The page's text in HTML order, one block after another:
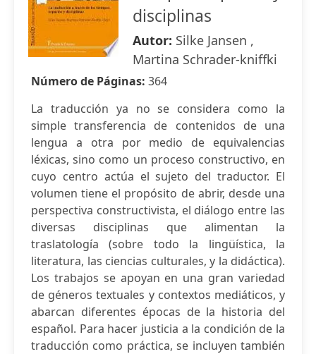
disciplinas
Autor: Silke Jansen ,
Martina Schrader-kniffki
Número de Páginas: 364
La traducción ya no se considera como la
simple transferencia de contenidos de una
lengua a otra por medio de equivalencias
léxicas, sino como un proceso constructivo, en
cuyo centro actúa el sujeto del traductor. El
volumen tiene el propósito de abrir, desde una
perspectiva constructivista, el diálogo entre las
diversas disciplinas que alimentan la
traslatología (sobre todo la lingüística, la
literatura, las ciencias culturales, y la didáctica).
Los trabajos se apoyan en una gran variedad
de géneros textuales y contextos mediáticos, y
abarcan diferentes épocas de la historia del
español. Para hacer justicia a la condición de la
traducción como práctica, se incluyen también